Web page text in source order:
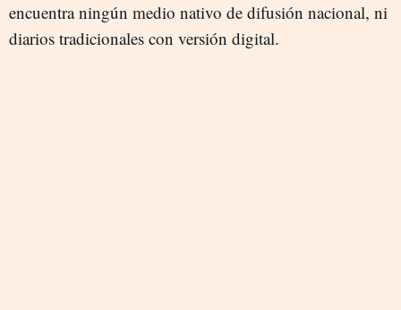
encuentra ningún medio nativo de difusión nacional, ni
diarios tradicionales con versión digital.